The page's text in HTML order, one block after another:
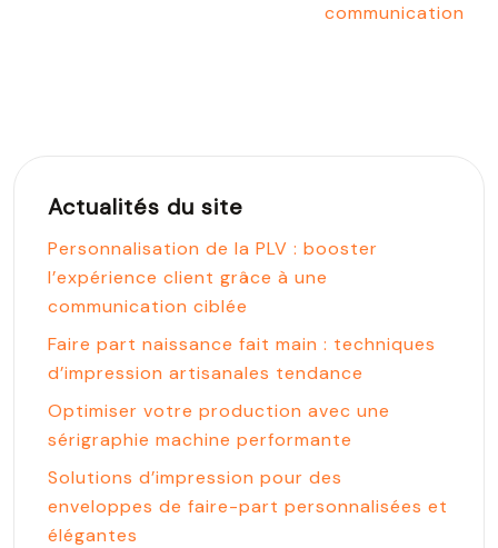
communication
Actualités du site
Personnalisation de la PLV : booster
l’expérience client grâce à une
communication ciblée
Faire part naissance fait main : techniques
d’impression artisanales tendance
Optimiser votre production avec une
sérigraphie machine performante
Solutions d’impression pour des
enveloppes de faire-part personnalisées et
élégantes